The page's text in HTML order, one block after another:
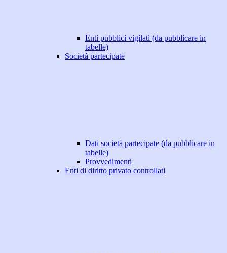
Enti pubblici vigilati (da pubblicare in
tabelle)
Società partecipate
Dati società partecipate (da pubblicare in
tabelle)
Provvedimenti
Enti di diritto privato controllati